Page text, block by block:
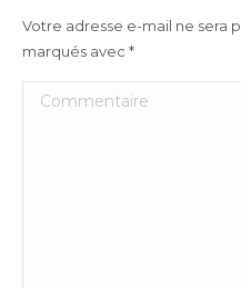
Votre adresse e-mail ne sera
marqués avec *
Commentaire